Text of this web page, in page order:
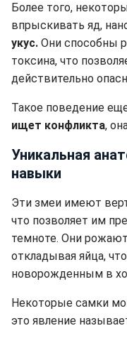
Более того,
впрыскивать яд,
укус. Они способны
токсина, что
действительно
Такое поведение
ищет конфликта,
Уникальная
навыки
Эти змеи имеют
что позволяет им
темноте. Они рожают
откладывая яйца,
новорожденным в
Некоторые самки
это явление